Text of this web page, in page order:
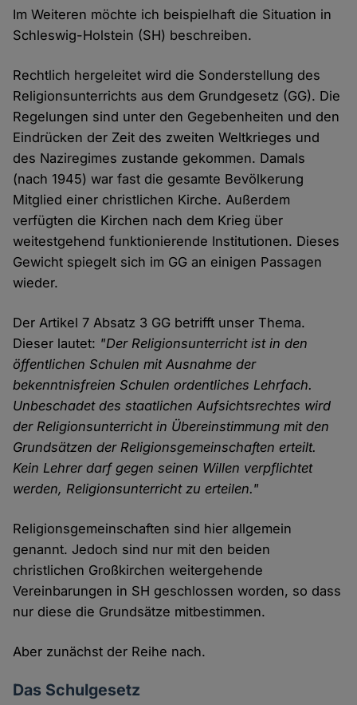
Im Weiteren möchte ich beispielhaft die Situation in
Schleswig-Holstein (SH) beschreiben.
Rechtlich hergeleitet wird die Sonderstellung des
Religionsunterrichts aus dem Grundgesetz (GG). Die
Regelungen sind unter den Gegebenheiten und den
Eindrücken der Zeit des zweiten Weltkrieges und
des Naziregimes zustande gekommen. Damals
(nach 1945) war fast die gesamte Bevölkerung
Mitglied einer christlichen Kirche. Außerdem
verfügten die Kirchen nach dem Krieg über
weitestgehend funktionierende Institutionen. Dieses
Gewicht spiegelt sich im GG an einigen Passagen
wieder.
Der Artikel 7 Absatz 3 GG betrifft unser Thema.
Dieser lautet: "Der Religionsunterricht ist in den
öffentlichen Schulen mit Ausnahme der
bekenntnisfreien Schulen ordentliches Lehrfach.
Unbeschadet des staatlichen Aufsichtsrechtes wird
der Religionsunterricht in Übereinstimmung mit den
Grundsätzen der Religionsgemeinschaften erteilt.
Kein Lehrer darf gegen seinen Willen verpflichtet
werden, Religionsunterricht zu erteilen."
Religionsgemeinschaften sind hier allgemein
genannt. Jedoch sind nur mit den beiden
christlichen Großkirchen weitergehende
Vereinbarungen in SH geschlossen worden, so dass
nur diese die Grundsätze mitbestimmen.
Aber zunächst der Reihe nach.
Das Schulgesetz